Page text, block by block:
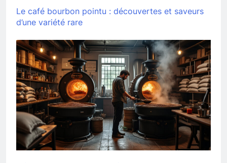
Le café bourbon pointu : découvertes et saveurs
d’une variété rare